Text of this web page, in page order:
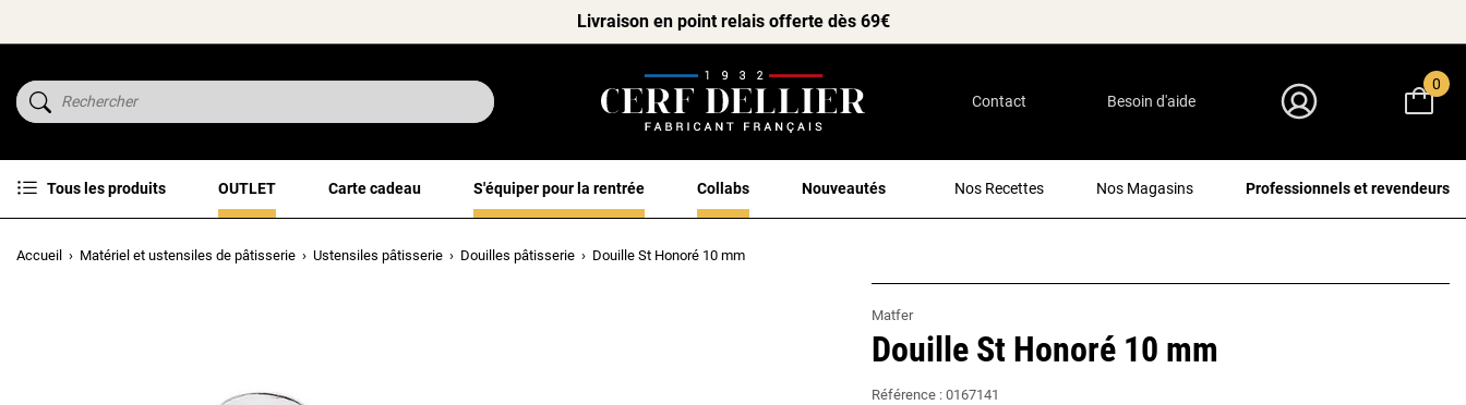
Livraison en point relais offerte dès 69€
Contact Besoin d'aide
0
Tous les produits OUTLET Carte cadeau S'équiper pour la rentrée Collabs Nouveautés Nos Recettes Nos Magasins Professionnels et revendeurs
Accueil Matériel et ustensiles de pâtisserie Ustensiles pâtisserie Douilles pâtisserie Douille St Honoré 10 mm
Matfer
Douille St Honoré 10 mm
Référence : 0167141